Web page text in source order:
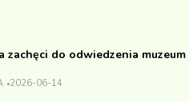
zachęci do odwiedzenia muzeum
2026-06-14